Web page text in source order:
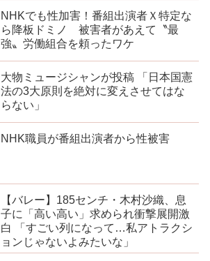
NHKでも性加害！番組出演者Ｘ特定な
ら降板ドミノ 被害者があえて〝最
強〟労働組合を頼ったワケ
大物ミュージシャンが投稿 「日本国憲
法の3大原則を絶対に変えさせてはな
らない」
NHK職員が番組出演者から性被害
【バレー】185センチ・木村沙織、息
子に「高い高い」求められ衝撃展開激
白 「すごい列になって…私アトラクシ
ョンじゃないよみたいな」